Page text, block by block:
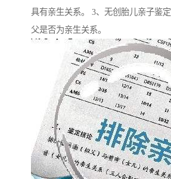
具有亲生关系。 3、无创胎儿亲子鉴
父是否为亲生关系。